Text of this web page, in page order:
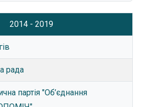
2014 - 2019
рада
партія "Об’єднання